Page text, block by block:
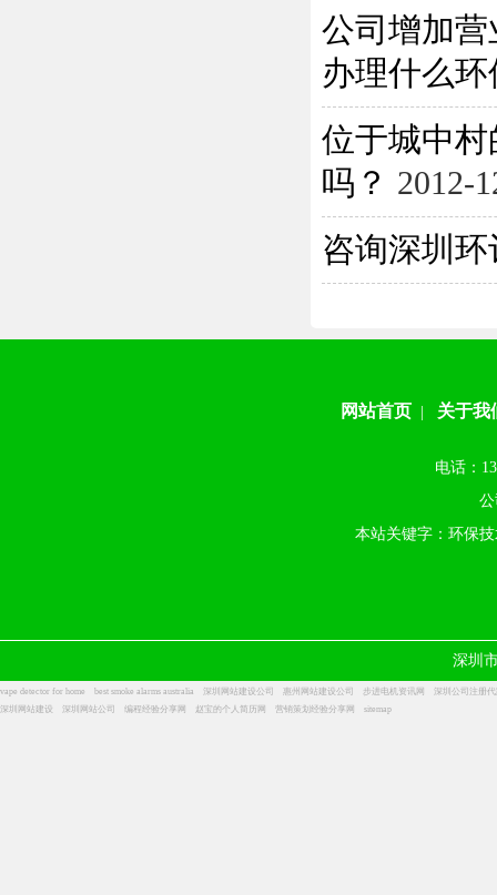
公司增加
办理什么
位于城中
吗？ 2012-
咨询深圳
网站首页 关于我
电话：
本站关键字：环保
深圳
vape detector for home best smoke alarms australia 深圳网站建设公司 惠州网站建设公司 步进电机资讯网
深圳公司注册
深圳网站建设
深圳网站公司 编程经验分享网 赵宝的个人简历网 营销策划经验分享网 sitemap